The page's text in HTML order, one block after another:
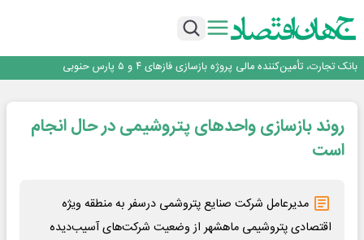
برگزاری آیین نکوداشت فعالان مواکب مرز شلمچه توسط شهرداری منطقه یک
منطقه‌ای
بانک تجارت، تأمین‌کننده مالی پروژه بازسازی فازهای ۴ و ۵ پارس حنوبی
برنده این رقابت داستان‌نویسی، انسان نبود!
برگزاری آیین نکوداشت فعالان مواکب مرز شلمچه توسط شهرداری منطقه یک
ایران، شریک راهبردی اتحادیه اقتصادی اوراسیا در مسیر توسعه تجارت و همگرایی
منطقه‌ای
روند بازسازی واحدهای پتروشیمی در حال انجام
است
مدیرعامل شرکت صنایع پتروشمی درسفر به منطقه ویژه
اقتصادی پتروشیمی ماهشهر از وضعیت شرکت‌های آسیب‌دیده